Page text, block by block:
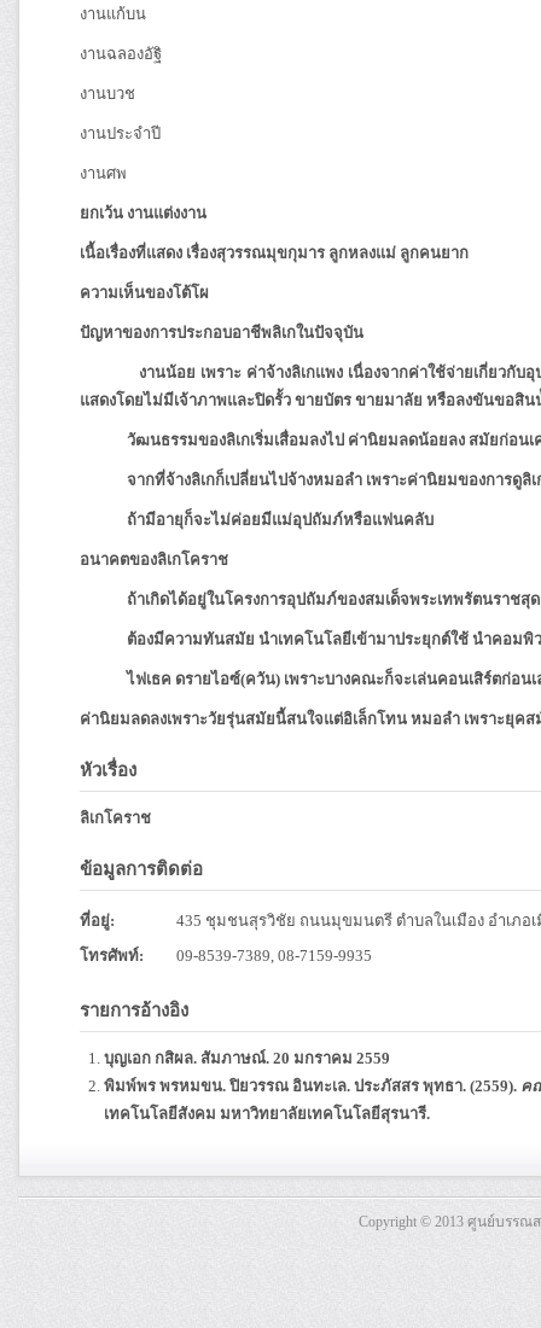
งานแก้บน
งานฉลองอัฐิ
งานบวช
งานประจำปี
งานศพ
ยกเว้น งานแต่งงาน
เนื้อเรื่องที่แสดง เรื่องสุวรรณมุขกุมาร ลูกหลงแม่ ลูกคนยาก
ความเห็นของโต้โผ
ปัญหาของการประกอบอาชีพลิเกในปัจจุบัน
งานน้อย เพราะ ค่าจ้างลิเกแพง เนื่องจากค่าใช้จ่ายเกี่ยวกับอุ
แสดงโดยไม่มีเจ้าภาพและปิดรั้ว ขายบัตร ขายมาลัย หรือลงขันขอสิน
วัฒนธรรมของลิเกเริ่มเสื่อมลงไป ค่านิยมลดน้อยลง สมัยก่อนเค
จากที่จ้างลิเกก็เปลี่ยนไปจ้างหมอลำ เพราะค่านิยมของการดูลิเก
ถ้ามีอายุก็จะไม่ค่อยมีแม่อุปถัมภ์หรือแฟนคลับ
อนาคตของลิเกโคราช
ถ้าเกิดได้อยู่ในโครงการอุปถัมภ์ของสมเด็จพระเทพรัตนราชสุด
ต้องมีความทันสมัย นำเทคโนโลยีเข้ามาประยุกต์ใช้ นำคอมพิวเต
ไฟเธค ดรายไอซ์(ควัน) เพราะบางคณะก็จะเล่นคอนเสิร์ตก่อนเ
ค่านิยมลดลงเพราะวัยรุ่นสมัยนี้สนใจแต่อิเล็กโทน หมอลำ เพราะยุ
หัวเรื่อง
ลิเกโคราช
ข้อมูลการติดต่อ
ที่อยู่:
435 ชุมชนสุรวิชัย ถนนมุขมนตรี ตำบลในเมือง อำเภอ
โทรศัพท์:
09-8539-7389, 08-7159-9935
รายการอ้างอิง
บุญเอก กสิผล. สัมภาษณ์. 20 มกราคม 2559
พิมพ์พร พรหมขน. ปิยวรรณ อินทะเล. ประภัสสร พุทธา. (2559). ค
เทคโนโลยีสังคม มหาวิทยาลัยเทคโนโลยีสุรนารี.
Copyright © 2013 ศูนย์บรร